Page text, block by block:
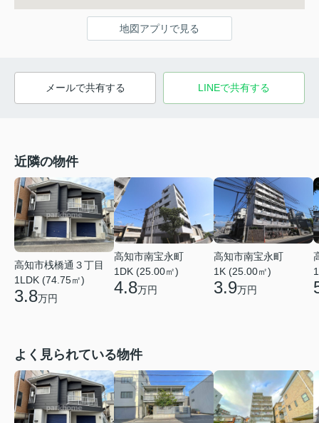
地図アプリで見る
メールで共有する LINEで共有する
近隣の物件
高知市桟橋通３丁目
1LDK (74.75㎡)
3.8万円
高知市南宝永町
1DK (25.00㎡)
4.8万円
高知市南宝永町
1K (25.00㎡)
3.9万円
よく見られている物件